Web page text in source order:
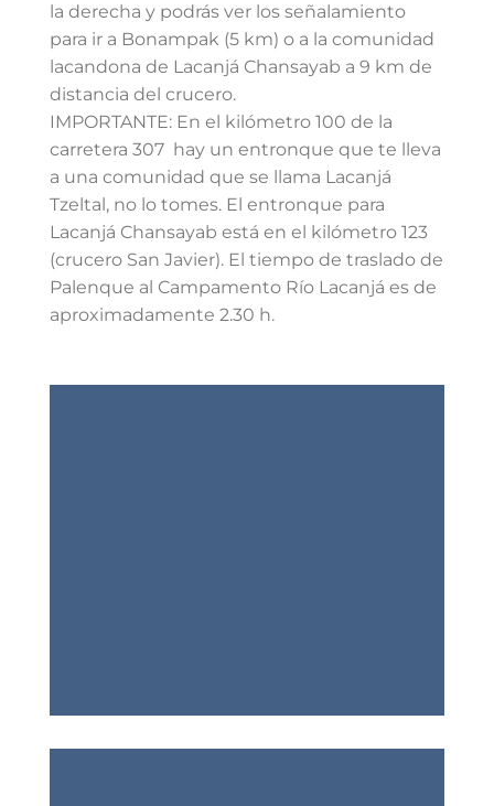
la derecha y podrás ver los señalamiento
para ir a Bonampak (5 km) o a la comunidad
lacandona de Lacanjá Chansayab a 9 km de
distancia del crucero.
IMPORTANTE: En el kilómetro 100 de la
carretera 307 hay un entronque que te lleva
a una comunidad que se llama Lacanjá
Tzeltal, no lo tomes. El entronque para
Lacanjá Chansayab está en el kilómetro 123
(crucero San Javier). El tiempo de traslado de
Palenque al Campamento Río Lacanjá es de
aproximadamente 2.30 h.